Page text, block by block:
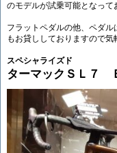
のモデルが試乗可能となって
フラットペダルの他、ペダ
もお貸ししておりますので気
スペシャライズド
ターマックＳＬ７